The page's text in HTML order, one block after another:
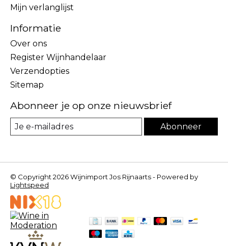
Mijn verlanglijst
Informatie
Over ons
Register Wijnhandelaar
Verzendopties
Sitemap
Abonneer je op onze nieuwsbrief
Abonneer
© Copyright 2026 Wijnimport Jos Rijnaarts - Powered by
Lightspeed